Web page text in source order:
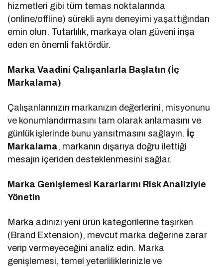
hizmetleri gibi tüm temas noktalarında
(online/offline) sürekli aynı deneyimi yaşattığından
emin olun. Tutarlılık, markaya olan güveni inşa
eden en önemli faktördür.
Marka Vaadini Çalışanlarla Başlatın (İç
Markalama)
Çalışanlarınızın markanızın değerlerini, misyonunu
ve konumlandırmasını tam olarak anlamasını ve
günlük işlerinde bunu yansıtmasını sağlayın. İç
Markalama, markanın dışarıya doğru ilettiği
mesajın içeriden desteklenmesini sağlar.
Marka Genişlemesi Kararlarını Risk Analiziyle
Yönetin
Marka adınızı yeni ürün kategorilerine taşırken
(Brand Extension), mevcut marka değerine zarar
verip vermeyeceğini analiz edin. Marka
genişlemesi, temel yeterliliklerinizle ve